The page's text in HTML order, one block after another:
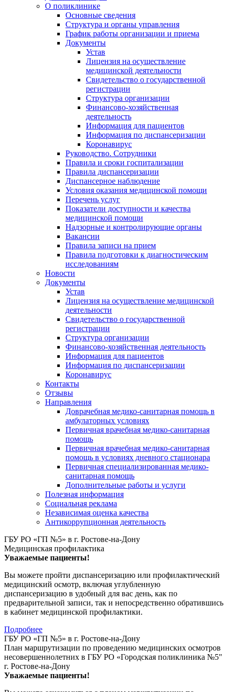
О поликлинике
Основные сведения
Структура и органы управления
График работы организации и приема
Документы
Устав
Лицензия на осуществление
медицинской деятельности
Свидетельство о государственной
регистрации
Структура организации
Финансово-хозяйственная
деятельность
Информация для пациентов
Информация по диспансеризации
Коронавирус
Руководство. Сотрудники
Правила и сроки госпитализации
Правила диспансеризации
Диспансерное наблюдение
Условия оказания медицинской помощи
Перечень услуг
Показатели доступности и качества
медицинской помощи
Надзорные и контролирующие органы
Вакансии
Правила записи на прием
Правила подготовки к диагностическим
исследованиям
Новости
Документы
Устав
Лицензия на осуществление медицинской
деятельности
Свидетельство о государственной
регистрации
Структура организации
Финансово-хозяйственная деятельность
Информация для пациентов
Информация по диспансеризации
Коронавирус
Контакты
Отзывы
Направления
Доврачебная медико-санитарная помощь в
амбулаторных условиях
Первичная врачебная медико-санитарная
помощь
Первичная врачебная медико-санитарная
помощь в условиях дневного стационара
Первичная специализированная медико-
санитарная помощь
Дополнительные работы и услуги
Полезная информация
Социальная реклама
Независимая оценка качества
Антикоррупционная деятельность
ГБУ РО «ГП №5» в г. Ростове-на-Дону
Медицинская профилактика
Уважаемые пациенты!
Вы можете пройти диспансеризацию или профилактический
медицинский осмотр, включая углубленную
диспансеризацию в удобный для вас день, как по
предварительной записи, так и непосредственно обратившись
в кабинет медицинской профилактики.
Подробнее
ГБУ РО «ГП №5» в г. Ростове-на-Дону
План маршрутизации по проведению медицинских осмотров
несовершеннолетних в ГБУ РО «Городская поликлиника №5"
г. Ростове-на-Дону
Уважаемые пациенты!